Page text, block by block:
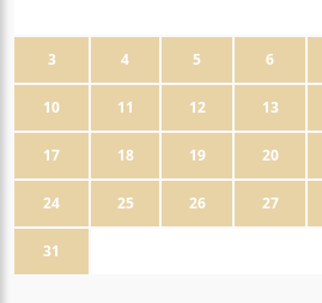
3 4 5 6
10 11 12 13
17 18 19 20
24 25 26 27
31